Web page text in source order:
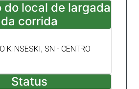
do local de largada
da corrida
KINSESKI, SN - CENTRO
Status